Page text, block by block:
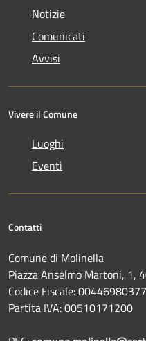
Notizie
Comunicati
Avvisi
Vivere il Comune
Luoghi
Eventi
Contatti
Comune di Molinella
Piazza Anselmo Martoni, 1,
Codice Fiscale: 00446980377
Partita IVA: 00510171200